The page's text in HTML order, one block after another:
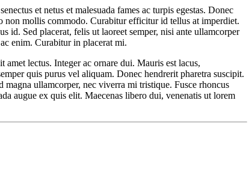
et netus et malesuada fames ac turpis egestas. Donec
non mollis commodo. Curabitur efficitur id tellus at imperdiet.
Sed placerat, felis ut laoreet semper, nisi ante ullamcorper
enim. Curabitur in placerat mi.
lectus. Integer ac ornare dui. Mauris est lacus,
quis purus vel aliquam. Donec hendrerit pharetra suscipit.
ullamcorper, nec viverra mi tristique. Fusce rhoncus
augue ex quis elit. Maecenas libero dui, venenatis ut lorem